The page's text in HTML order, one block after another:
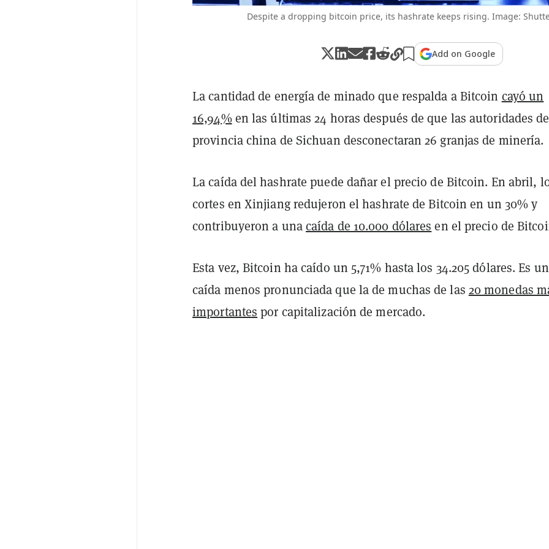
Despite a dropping bitcoin price, its hashrate keeps rising. Image:
Add on Google
La cantidad de energía de minado que respalda a Bitcoin cayó un
16,94%en las últimas 24 horas después de que las autoridades
provincia china de Sichuan desconectaran 26 granjas de minería.
La caída del hashrate puede dañar el precio de Bitcoin. En abril,
cortes en Xinjiang redujeron el hashrate de Bitcoin en un 30% y
contribuyeron a unacaída de 10.000 dólares en el precio de
Esta vez, Bitcoin ha caído un 5,71% hasta los 34.205 dólares. Es
caída menos pronunciada que la de muchas de las 20 monedas
importantes por capitalización de mercado.